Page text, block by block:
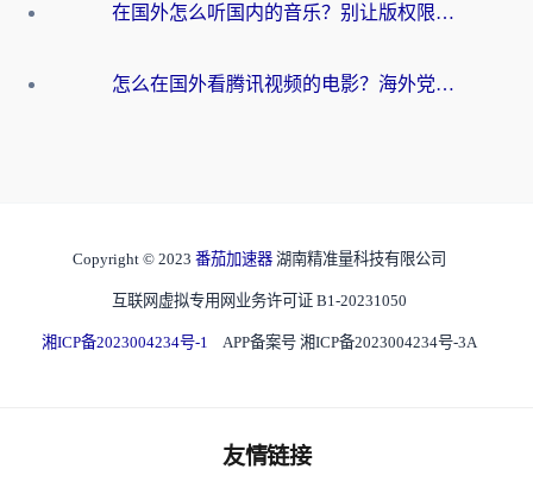
在国外怎么听国内的音乐？别让版权限制断了你的华语歌单
怎么在国外看腾讯视频的电影？海外党亲测有效的回国加速指南
Copyright © 2023 番茄加速器 湖南精准量科技有限公司
互联网虚拟专用网业务许可证 B1-20231050
湘ICP备2023004234号-1 APP备案号 湘ICP备2023004234号-3A
友情链接